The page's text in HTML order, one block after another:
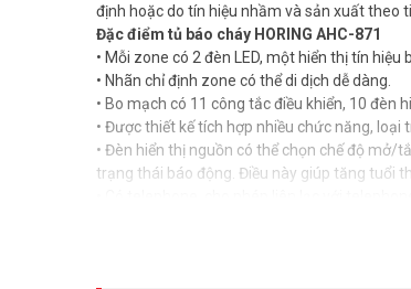
định hoặc do tín hiệu nhầm và sản xuất theo
Đặc điểm tủ báo cháy HORING AHC-871
• Mỗi zone có 2 đèn LED, một hiển thị tín hiệu
• Nhãn chỉ định zone có thể di dịch dễ dàng.
• Bo mạch có 11 công tắc điều khiển, 10 đèn
• Được thiết kế tích hợp nhiều chức năng, loại
• Đèn hiển thị nguồn có thể chọn chế độ mở/
trạng thái báo động. Điều này giúp tăng tuổi